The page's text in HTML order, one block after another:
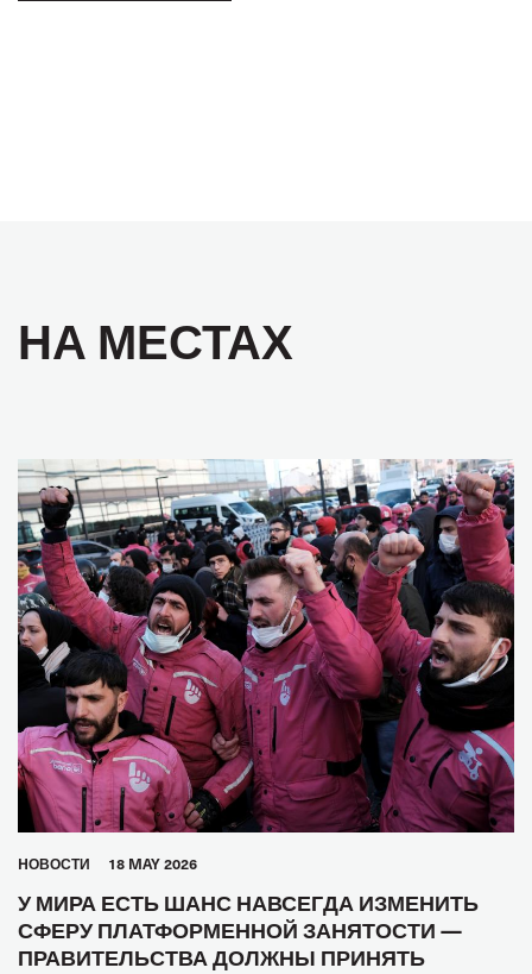
НА МЕСТАХ
HОВОСТИ 18 MAY 2026
У МИРА ЕСТЬ ШАНС НАВСЕГДА ИЗМЕНИТЬ
СФЕРУ ПЛАТФОРМЕННОЙ ЗАНЯТОСТИ —
ПРАВИТЕЛЬСТВА ДОЛЖНЫ ПРИНЯТЬ